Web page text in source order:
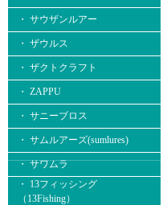
・ サウザンルアー
・ ザウルス
・ ザクトクラフト
・ ZAPPU
・ サニーブロス
・ サムルアーズ(sumlures)
・ サワムラ
・ 13フィッシング
（13Fishing）